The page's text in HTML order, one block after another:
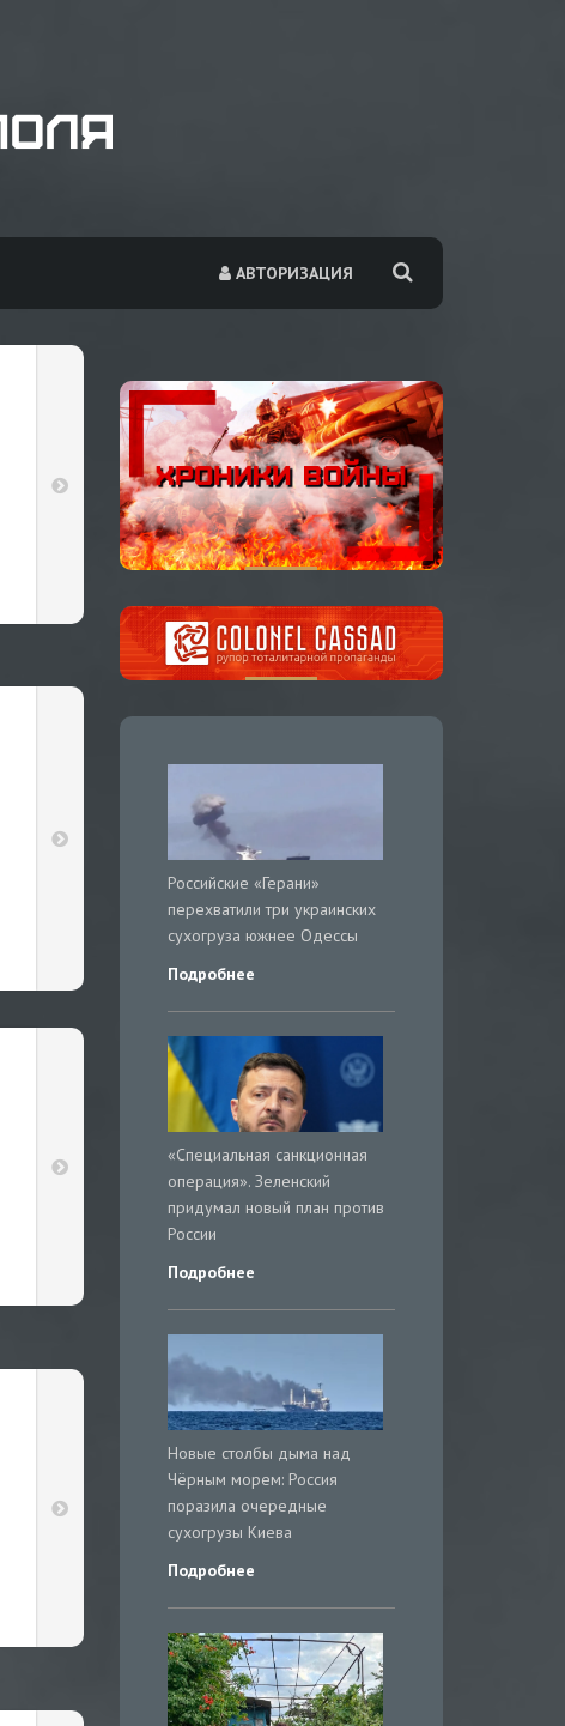
АВТОРИЗАЦИЯ
Российские «Герани»
перехватили три украинских
сухогруза южнее Одессы
Подробнее
«Специальная санкционная
операция». Зеленский
придумал новый план против
России
Подробнее
Новые столбы дыма над
Чёрным морем: Россия
поразила очередные
сухогрузы Киева
Подробнее